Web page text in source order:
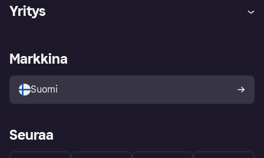
Kirjaudu sisään
Tutustu kauppoihin
Ostajan turva
Yritys
Kirjaudu sisään yrityksenä
Markkina
Suomi
Seuraa